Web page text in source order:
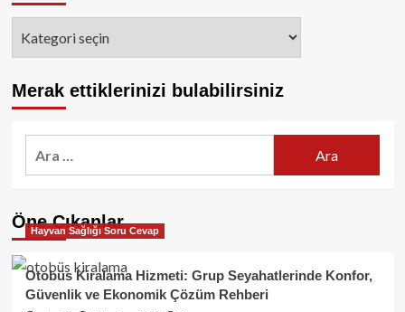
Merak ettiklerinizi bulabilirsiniz
Öne Çıkanlar
Hayvan Sağlığı Soru Cevap
Otobüs Kiralama Hizmeti: Grup Seyahatlerinde Konfor,
Güvenlik ve Ekonomik Çözüm Rehberi